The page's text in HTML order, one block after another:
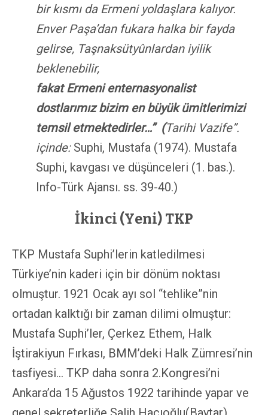
bir kısmı da Ermeni yoldaşlara kalıyor.
Enver Paşa’dan fukara halka bir fayda
gelirse, Taşnaksütyûnlardan iyilik
beklenebilir,
fakat Ermeni enternasyonalist
dostlarımız bizim en büyük ümitlerimizi
temsil etmektedirler…” (Tarihi Vazife”.
içinde: Suphi, Mustafa (1974). Mustafa
Suphi, kavgası ve düşünceleri (1. bas.).
Info-Türk Ajansı. ss. 39-40.)
İkinci (Yeni) TKP
TKP Mustafa Suphi’lerin katledilmesi
Türkiye’nin kaderi için bir dönüm noktası
olmuştur. 1921 Ocak ayı sol “tehlike”nin
ortadan kalktığı bir zaman dilimi olmuştur:
Mustafa Suphi’ler, Çerkez Ethem, Halk
İştirakiyun Fırkası, BMM’deki Halk Zümresi’nin
tasfiyesi… TKP daha sonra 2.Kongresi’ni
Ankara’da 15 Ağustos 1922 tarihinde yapar ve